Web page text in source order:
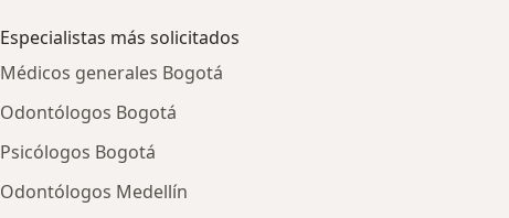
Especialistas más solicitados
Médicos generales Bogotá
Odontólogos Bogotá
Psicólogos Bogotá
Odontólogos Medellín